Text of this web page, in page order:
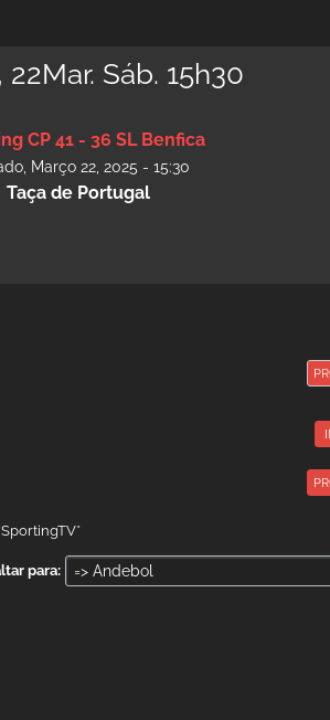
Sáb. 15h30
CP 41 - 36 SL Benfica
Março 22, 2025 - 15:30
Taça de Portugal
para